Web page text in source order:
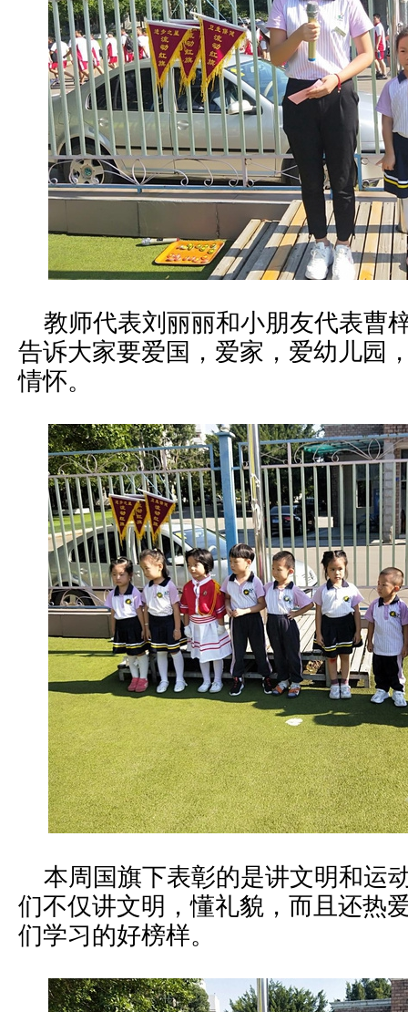
教师代表刘丽丽和小朋友代表曹
告诉大家要爱国，爱家，爱幼儿园
情怀。
本周国旗下表彰的是讲文明和运
们不仅讲文明，懂礼貌，而且还热
们学习的好榜样。